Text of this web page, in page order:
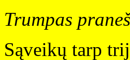
Trumpas
Sąveikų tarp